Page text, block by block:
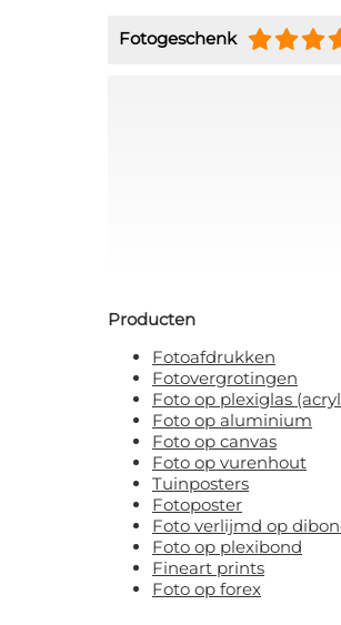
Fotogeschenk
Producten
Fotoafdrukken
Fotovergrotingen
Foto op plexiglas
Foto op aluminium
Foto op canvas
Foto op vurenhout
Tuinposters
Fotoposter
Foto verlijmd op
Foto op plexibond
Fineart prints
Foto op forex